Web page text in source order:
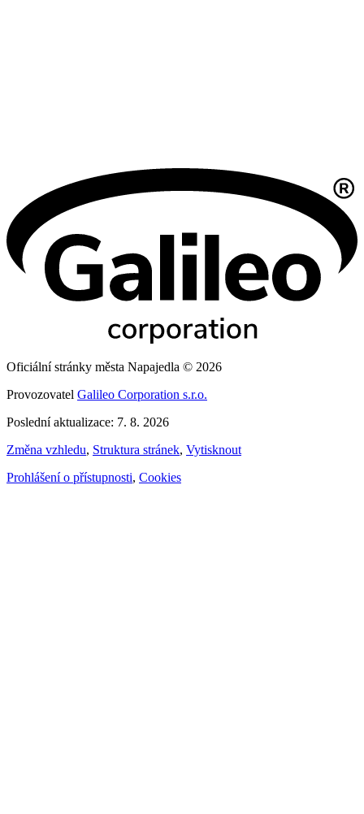
Oficiální stránky města Napajedla © 2026
Provozovatel Galileo Corporation s.r.o.
Poslední aktualizace: 7. 8. 2026
Změna vzhledu, Struktura stránek, Vytisknout
Prohlášení o přístupnosti, Cookies